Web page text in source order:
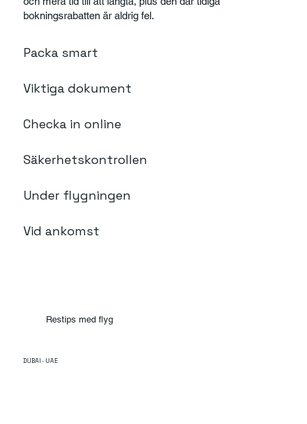
bokningsrabatten är aldrig fel.
Packa smart
Viktiga dokument
Checka in online
Säkerhetskontrollen
Under flygningen
Vid ankomst
Restips med flyg
DUBAI · UAE